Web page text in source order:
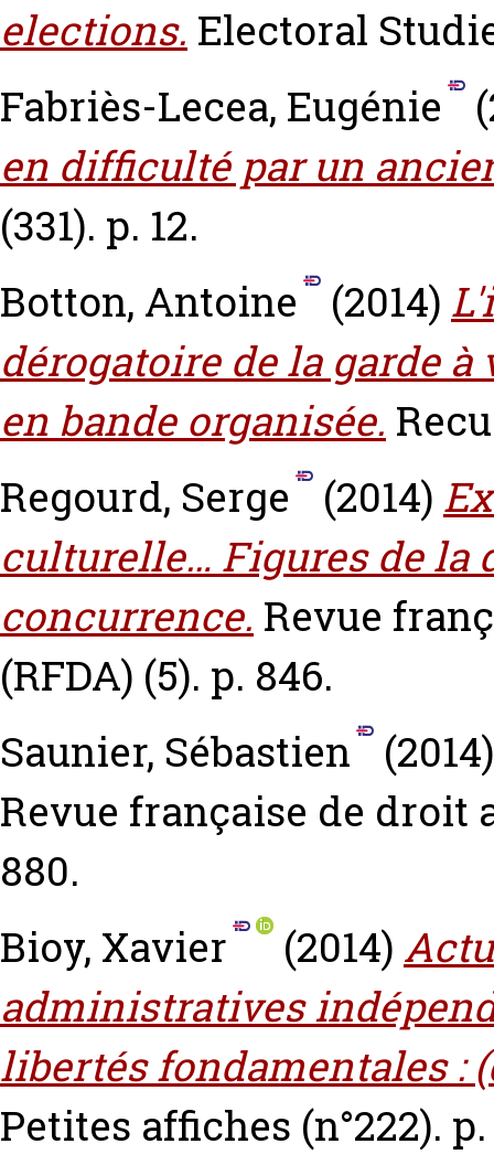
elections. Electoral
Fabriès-Lecea, Eugénie
en difficulté par un
(331). p. 12.
Botton, Antoine
(2014)
dérogatoire de la garde
en bande organisée.
Regourd, Serge
(2014)
culturelle… Figures de la
concurrence. Revue
(RFDA) (5). p. 846.
Saunier, Sébastien
Revue française de droit
880.
Bioy, Xavier
(2014)
administratives
libertés fondamentales :
Petites affiches (n°222).